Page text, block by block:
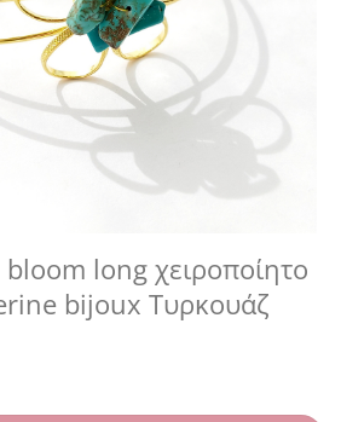
long χειροποίητο
bijoux Τυρκουάζ